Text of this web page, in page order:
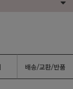
배송/교환/반품